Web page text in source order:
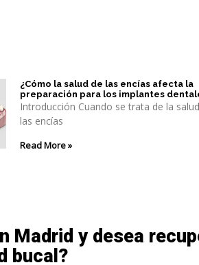
¿Cómo la salud de las encías afecta la
preparación para los implantes
Introducción Cuando se trata de la
las encías
Read More »
Madrid y desea
bucal?